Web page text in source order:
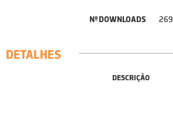
Nº DOWNLOADS 269
DETALHES
DESCRIÇÃO